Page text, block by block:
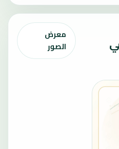
معرض
الصور